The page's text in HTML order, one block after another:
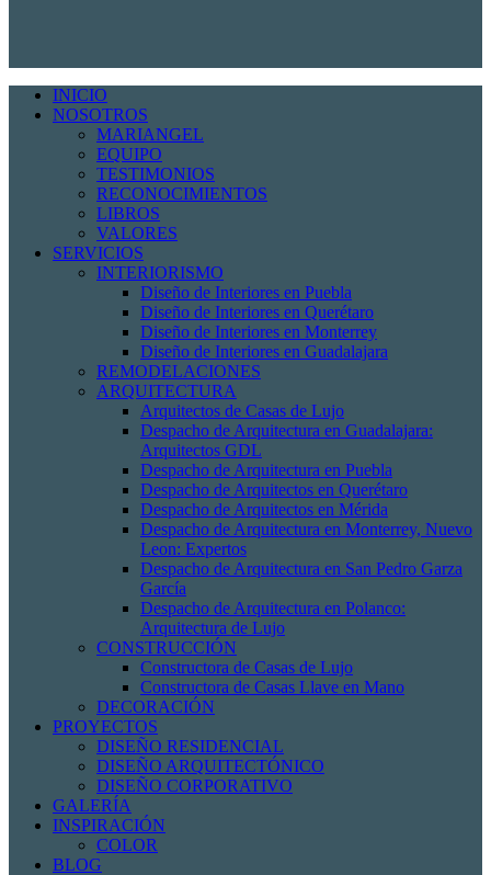
INICIO
NOSOTROS
MARIANGEL
EQUIPO
TESTIMONIOS
RECONOCIMIENTOS
LIBROS
VALORES
SERVICIOS
INTERIORISMO
Diseño de Interiores en Puebla
Diseño de Interiores en Querétaro
Diseño de Interiores en Monterrey
Diseño de Interiores en Guadalajara
REMODELACIONES
ARQUITECTURA
Arquitectos de Casas de Lujo
Despacho de Arquitectura en Guadalajara:
Arquitectos GDL
Despacho de Arquitectura en Puebla
Despacho de Arquitectos en Querétaro
Despacho de Arquitectos en Mérida
Despacho de Arquitectura en Monterrey, Nuevo
Leon: Expertos
Despacho de Arquitectura en San Pedro Garza
García
Despacho de Arquitectura en Polanco:
Arquitectura de Lujo
CONSTRUCCIÓN
Constructora de Casas de Lujo
Constructora de Casas Llave en Mano
DECORACIÓN
PROYECTOS
DISEÑO RESIDENCIAL
DISEÑO ARQUITECTÓNICO
DISEÑO CORPORATIVO
GALERÍA
INSPIRACIÓN
COLOR
BLOG